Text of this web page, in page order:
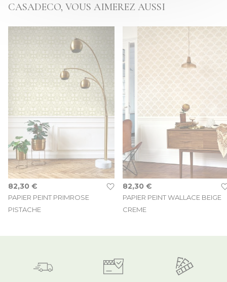
CASADECO, VOUS AIMEREZ AUSSI
PAPIER PEINT PRIMROSE
PISTACHE
82,30 €
PAPIER PEINT WALLACE BEIGE
CREME
82,30 €